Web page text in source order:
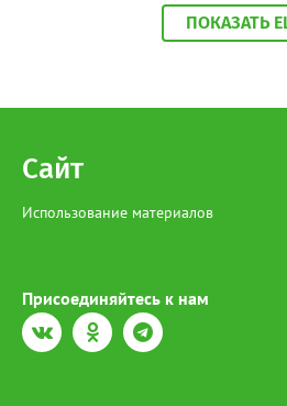
тяжёлые травмы, от которых
учреждении. Следственный орган
мероприятий, по итогам которых
ПОКАЗАТЬ
Сайт
Использование материалов
Присоединяйтесь к нам